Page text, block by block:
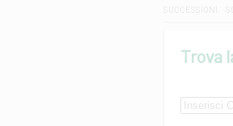
Trova